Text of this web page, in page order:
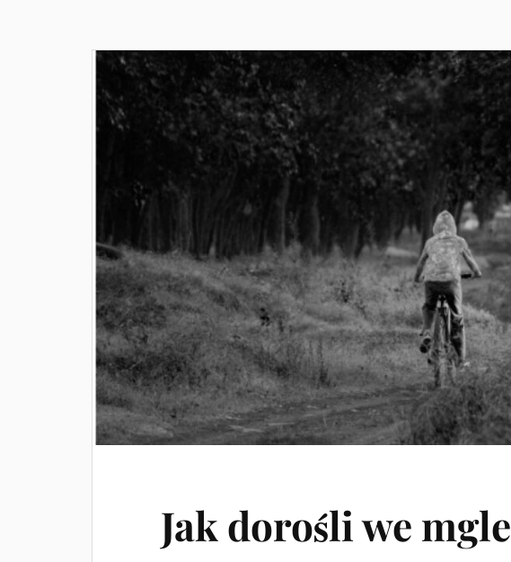
Jak dorośli we mgle